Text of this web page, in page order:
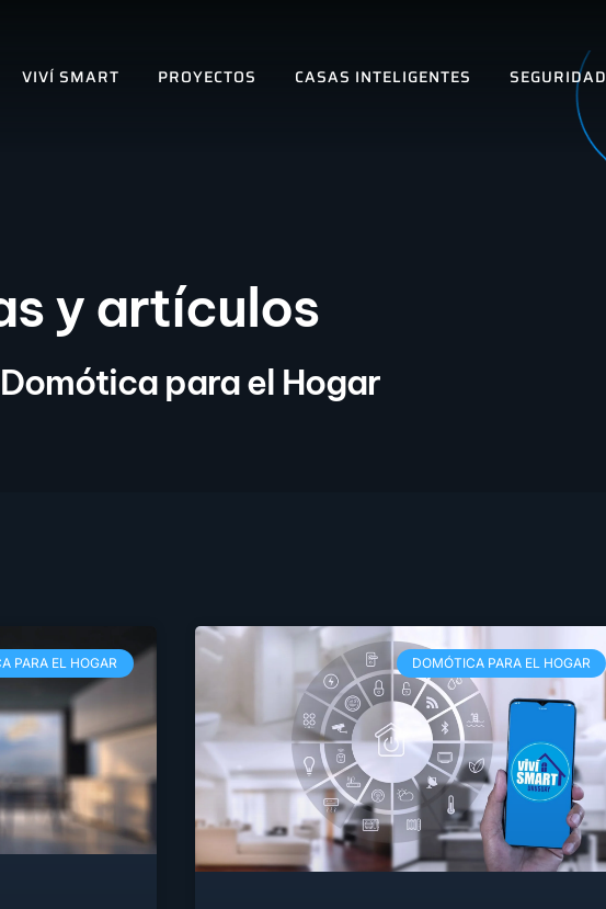
VIVÍ SMART PROYECTOS CASAS INTELIGENTES SEGURIDAD
y artículos
para el Hogar
PARA EL HOGAR DOMÓTICA PARA EL HOGAR